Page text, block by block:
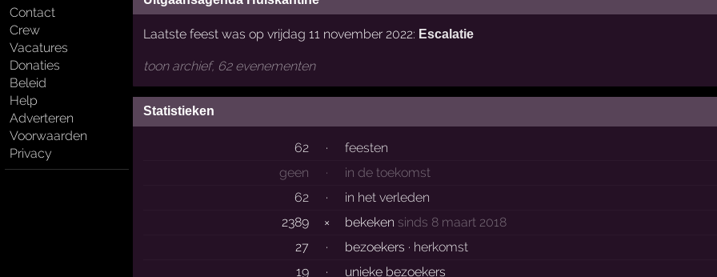
Contact
Crew
Vacatures
Donaties
Beleid
Help
Adverteren
Voorwaarden
Privacy
Laatste feest was op vrijdag 11 november 2022: Escalatie
toon archief, 62 evenementen
Statistieken
62 ·
feesten
geen
·
in de toekomst
62
·
in het verleden
2389
× bekeken sinds 8 maart 2018
27
· bezoekers · herkomst
19
·
unieke bezoekers